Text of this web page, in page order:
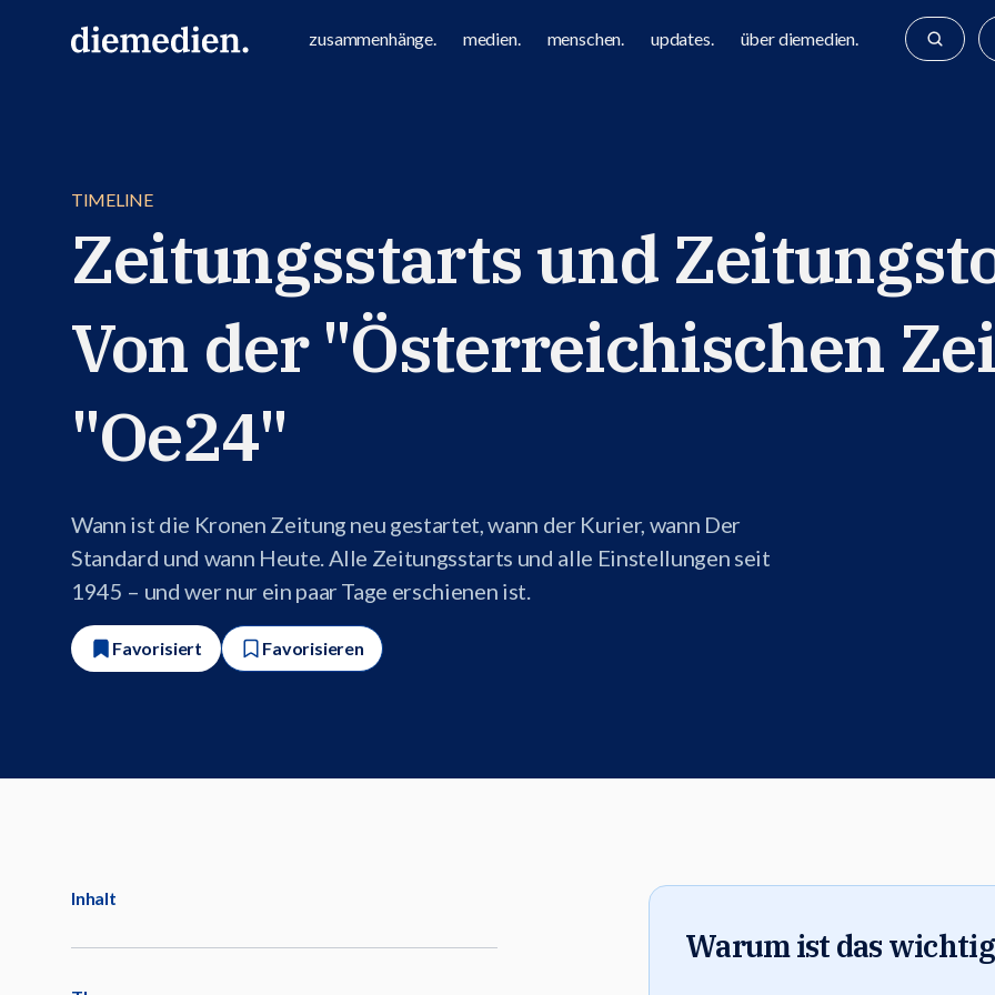
zusammenhänge. medien. menschen. updates. über diemedien.
TIMELINE
Zeitungsstarts und
Von der "Österreichischen
"Oe24"
Wann ist die Kronen Zeitung neu gestartet, wann der Kurier, wann Der
Standard und wann Heute. Alle Zeitungsstarts und alle Einstellungen seit
1945 – und wer nur ein paar Tage erschienen ist.
Favorisiert Favorisieren
Inhalt
Warum ist das